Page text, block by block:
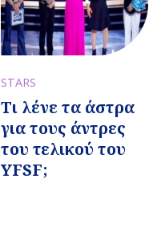
STARS
Τι λένε τα άστρα
για τους άντρες
του τελικού του
YFSF;